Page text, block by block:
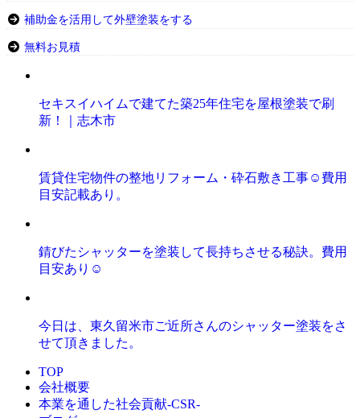
補助金を活用して外壁塗装をする
無料お見積
セキスイハイムで建てた築25年住宅を屋根塗装で刷
新！｜志木市
賃貸住宅物件の整地リフォーム・砕石敷き工事☺️費用
目安記載あり。
錆びたシャッターを塗装して長持ちさせる秘訣。費用
目安あり☺️
今日は、東久留米市ご近所さんのシャッター塗装をさ
せて頂きました。
TOP
会社概要
本業を通した社会貢献-CSR-